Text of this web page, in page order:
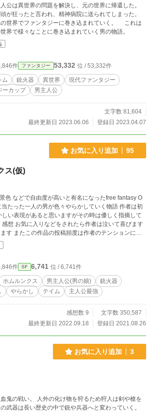
公は異世界の問題を解決し、元の世界に帰還した。
が狂ったと言われ、精神病院に送られてしまった。
界でファンタジーに巻き込まれていく。 これは
界で様々なことに巻き込まれていく男の物語。
件 ファンタジー 53,332 位 / 53,332件
ム 銃火器 異世界
現代ファンタジー
ーカップ
男主人公
文字数 81,604
最終更新日 2023.06.06
登録日 2023.04.07
お気に入り追加 95
ス(仮)
色 などで自由度が高いと有名になったfree fantasy O
った一人の男が色々やらかしていく物語 作者は初
い表現があると思いますがその時は優しく指摘して
想 お気に入りなどをされたら作者は泣いて喜びます
す またこの作品の投稿頻度は作者のテンションによ
願い致します (深夜テンションで書き始めたって言え
りましので新しい話や修正作業を出来る時間が少な
しては誤字を直すとかしか出来ない状況です... 本当
件 SF 6,741 位 / 6,741件
ホムルンクス 男主人公(男の娘)
銃火器
やらかし テイム 主人公最強
感想数 9
文字数 350,587
最終更新日 2022.09.18
登録日 2021.08.26
お気に入り追加 3
鬼の戦い。 人外の化け物を狩るため狩人は剣や槍を
武器は長い歴史の中で銃や兵器へと変わっていく。